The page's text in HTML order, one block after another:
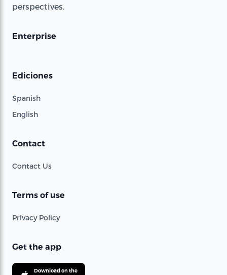
perspectives.
Enterprise
Ediciones
Spanish
English
Contact
Contact Us
Terms of use
Privacy Policy
Get the app
Download on the